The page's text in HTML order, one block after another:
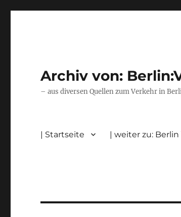
Archiv von:
– aus diversen Quellen zum Verkehr in
| Startseite | weiter zu: Berlin